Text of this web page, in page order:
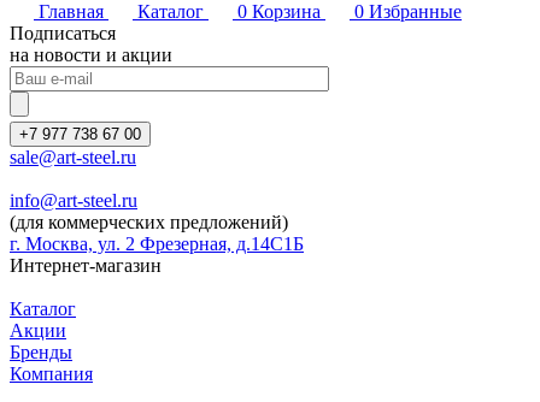
Главная Каталог 0 Корзина 0 Избранные
Подписаться
на новости и акции
+7 977 738 67 00
sale@art-steel.ru
info@art-steel.ru
(для коммерческих предложений)
г. Москва, ул. 2 Фрезерная, д.14С1Б
Интернет-магазин
Каталог
Акции
Бренды
Компания